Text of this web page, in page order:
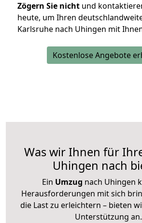
Zögern Sie nicht und
heute, um Ihren
Karlsruhe nach Uhingen mit
Kostenlose Angebote
Was wir Ihnen für
Uhingen nach
Ein Umzug nach Uhingen
Herausforderungen mit sich
die Last zu erleichtern – bieten
Unterstützung an.